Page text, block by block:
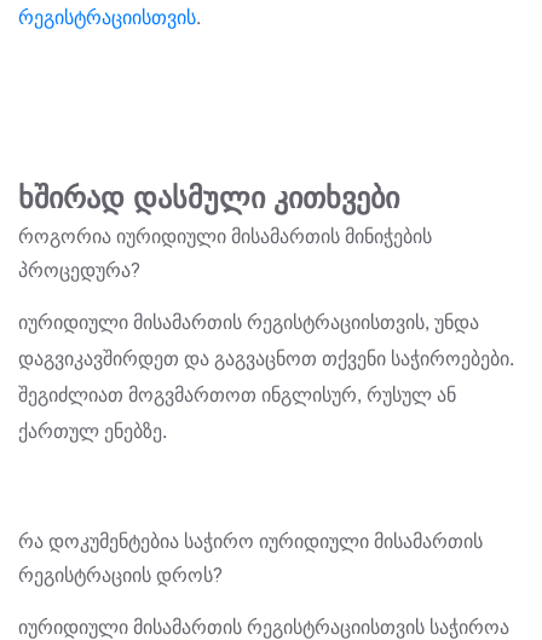
რეგისტრაციისთვის.
ხშირად დასმული კითხვები
როგორია იურიდიული მისამართის მინიჭების
პროცედურა?
იურიდიული მისამართის რეგისტრაციისთვის, უნდა
დაგვიკავშირდეთ და გაგვაცნოთ თქვენი საჭიროებები.
შეგიძლიათ მოგვმართოთ ინგლისურ, რუსულ ან
ქართულ ენებზე.
რა დოკუმენტებია საჭირო იურიდიული მისამართის
რეგისტრაციის დროს?
იურიდიული მისამართის რეგისტრაციისთვის საჭიროა